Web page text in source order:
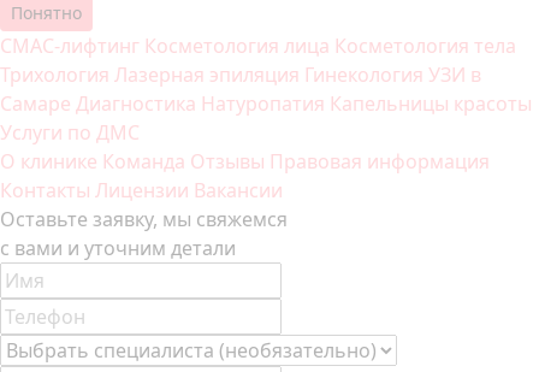
Понятно
СМАС-лифтинг Косметология лица Косметология тела
Трихология Лазерная эпиляция Гинекология УЗИ в
Самаре Диагностика Натуропатия Капельницы красоты
Услуги по ДМС
О клинике Команда Отзывы Правовая информация
Контакты Лицензии Вакансии
Оставьте заявку, мы свяжемся
с вами и уточним детали